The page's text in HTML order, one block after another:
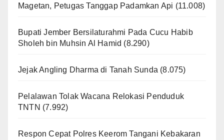
Magetan, Petugas Tanggap Padamkan Api (11.008)
Bupati Jember Bersilaturahmi Pada Cucu Habib
Sholeh bin Muhsin Al Hamid (8.290)
Jejak Angling Dharma di Tanah Sunda (8.075)
Pelalawan Tolak Wacana Relokasi Penduduk
TNTN (7.992)
Respon Cepat Polres Keerom Tangani Kebakaran